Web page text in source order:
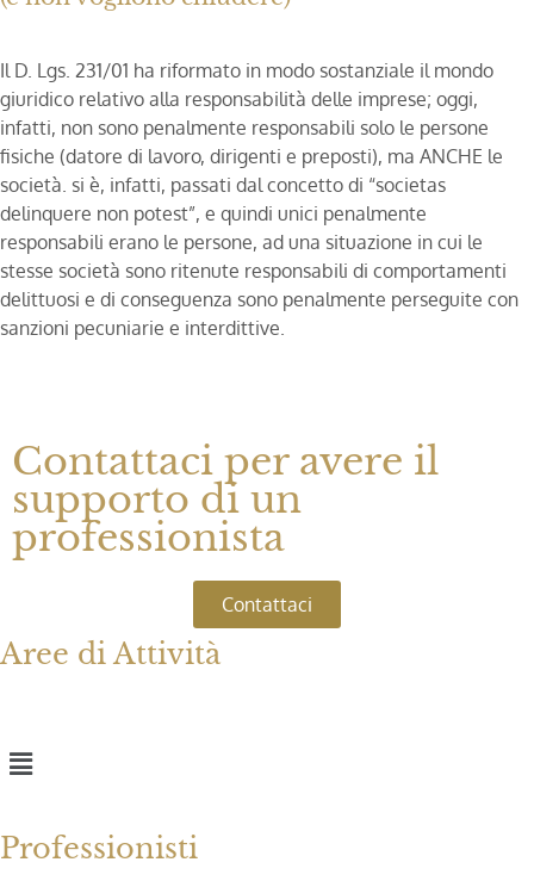
Il D. Lgs. 231/01 ha riformato in modo sostanziale il mondo
giuridico relativo alla responsabilità delle imprese; oggi,
infatti, non sono penalmente responsabili solo le persone
fisiche (datore di lavoro, dirigenti e preposti), ma ANCHE le
società. si è, infatti, passati dal concetto di “societas
delinquere non potest”, e quindi unici penalmente
responsabili erano le persone, ad una situazione in cui le
stesse società sono ritenute responsabili di comportamenti
delittuosi e di conseguenza sono penalmente perseguite con
sanzioni pecuniarie e interdittive.
Contattaci per avere il
supporto di un
professionista ​
Contattaci
Aree di Attività
Professionisti